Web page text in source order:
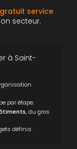
service
secteur.
à Saint-
par étape.
, du gros
définis.